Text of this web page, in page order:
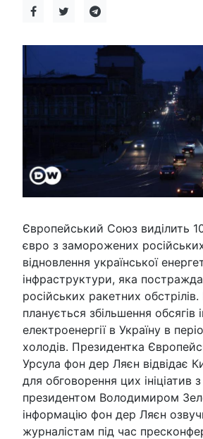
Європейський Союз виділить
євро з заморожених
відновлення української
інфраструктури, яка
російських ракетних
планується збільшення обсягів
електроенергії в Україну в
холодів. Президентка
Урсула фон дер Ляєн відвідає
для обговорення цих ініціатив
президентом Володимиром
інформацію фон дер Ляєн
журналістам під час